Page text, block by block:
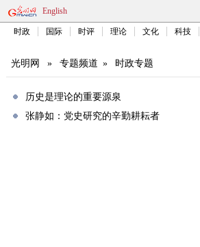
English
时政 国际 时评 理论 文化 科技
光明网 » 专题频道 » 时政专题
历史是理论的重要源泉
张静如：党史研究的辛勤耕耘者